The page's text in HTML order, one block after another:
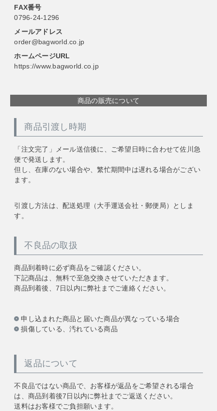
FAX番号
0796-24-1296
メールアドレス
order@bagworld.co.jp
ホームページURL
https://www.bagworld.co.jp
商品の販売について
商品引渡し時期
「注文完了」メール送信後に、ご希望日時に合わせて佐川急
便で発送します。
但し、在庫のない場合や、繁忙期間中は遅れる場合がござい
ます。
引渡し方法は、配送処理（大手運送会社・郵便局）としま
す。
不良品の取扱
商品到着時に必ず商品をご確認ください。
下記商品は、無料で至急交換させていただきます。
商品到着後、7日以内に弊社までご連絡ください。
申し込まれた商品と届いた商品が異なっている場合
損傷している、汚れている商品
返品について
不良品ではない商品で、お客様が返品をご希望される場合
は、商品到着後7日以内に弊社までご返送ください。
送料はお客様でご負担願います。